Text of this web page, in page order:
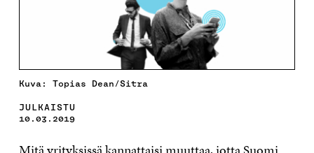
Kuva: Topias Dean/Sitra
JULKAISTU
10.03.2019